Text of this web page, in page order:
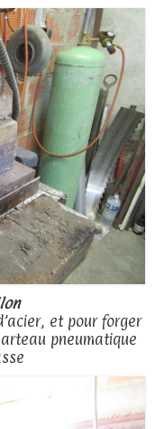
et pour forger
pneumatique